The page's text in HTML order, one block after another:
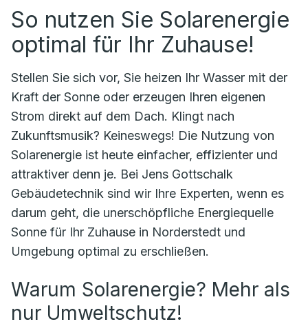
So nutzen Sie Solarenergie
optimal für Ihr Zuhause!
Stellen Sie sich vor, Sie heizen Ihr Wasser mit der
Kraft der Sonne oder erzeugen Ihren eigenen
Strom direkt auf dem Dach. Klingt nach
Zukunftsmusik? Keineswegs! Die Nutzung von
Solarenergie ist heute einfacher, effizienter und
attraktiver denn je. Bei Jens Gottschalk
Gebäudetechnik sind wir Ihre Experten, wenn es
darum geht, die unerschöpfliche Energiequelle
Sonne für Ihr Zuhause in Norderstedt und
Umgebung optimal zu erschließen.
Warum Solarenergie? Mehr als
nur Umweltschutz!